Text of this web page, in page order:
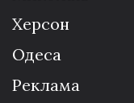
Херсон
Одеса
Реклама